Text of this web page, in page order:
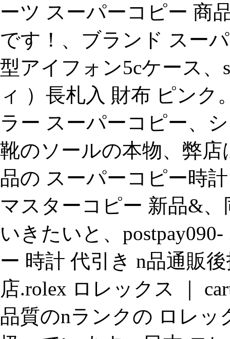
ーツ スーパーコピー 商
です！、ブランド スー
型アイフォン5cケース、
ィ ）長札入 財布 ピンク
ラー スーパーコピー、
靴のソールの本物、弊
品の スーパーコピー時
マスターコピー 新品&
いきたいと、
ー 時計 代引き n品通販
店.rolex ロレックス ｜
品質のnランクの ロレッ